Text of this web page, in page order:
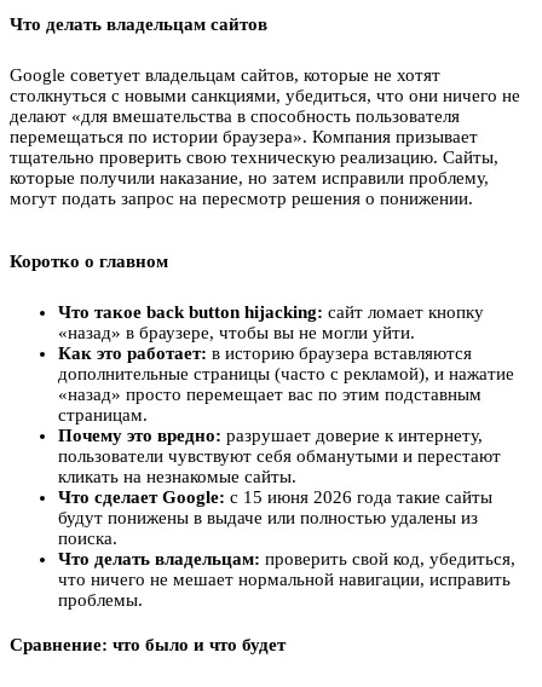
Что делать владельцам сайтов
Google советует владельцам сайтов, которые не хотят
столкнуться с новыми санкциями, убедиться, что они ничего не
делают «для вмешательства в способность пользователя
перемещаться по истории браузера». Компания призывает
тщательно проверить свою техническую реализацию. Сайты,
которые получили наказание, но затем исправили проблему,
могут подать запрос на пересмотр решения о понижении.
Коротко о главном
Что такое back button hijacking: сайт ломает кнопку
«назад» в браузере, чтобы вы не могли уйти.
Как это работает: в историю браузера вставляются
дополнительные страницы (часто с рекламой), и нажатие
«назад» просто перемещает вас по этим подставным
страницам.
Почему это вредно: разрушает доверие к интернету,
пользователи чувствуют себя обманутыми и перестают
кликать на незнакомые сайты.
Что сделает Google: с 15 июня 2026 года такие сайты
будут понижены в выдаче или полностью удалены из
поиска.
Что делать владельцам: проверить свой код, убедиться,
что ничего не мешает нормальной навигации, исправить
проблемы.
Сравнение: что было и что будет